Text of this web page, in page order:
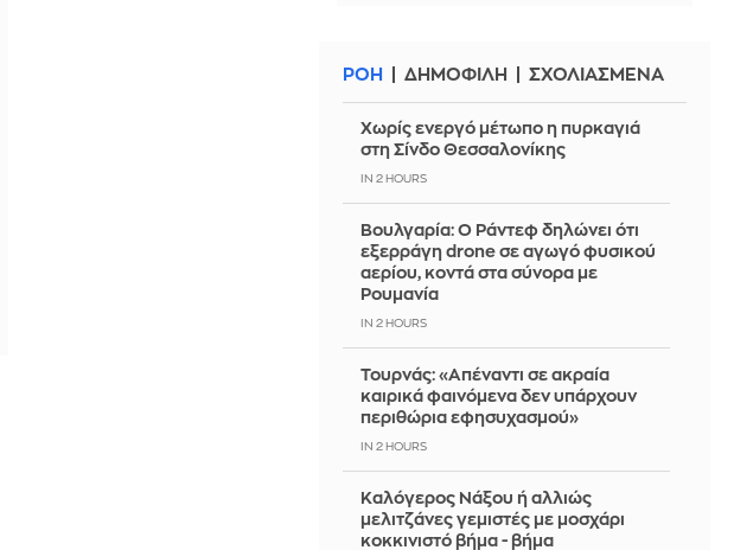
ΡΟΗ ΔΗΜΟΦΙΛΗ ΣΧΟΛΙΑΣΜΕΝΑ
Χωρίς ενεργό μέτωπο η πυρκαγιά
στη Σίνδο Θεσσαλονίκης
IN 2 HOURS
Βουλγαρία: Ο Ράντεφ δηλώνει ότι
εξερράγη drone σε αγωγό φυσικού
αερίου, κοντά στα σύνορα με
Ρουμανία
IN 2 HOURS
Τουρνάς: «Απέναντι σε ακραία
καιρικά φαινόμενα δεν υπάρχουν
περιθώρια εφησυχασμού»
IN 2 HOURS
Καλόγερος Νάξου ή αλλιώς
μελιτζάνες γεμιστές με μοσχάρι
κοκκινιστό βήμα - βήμα